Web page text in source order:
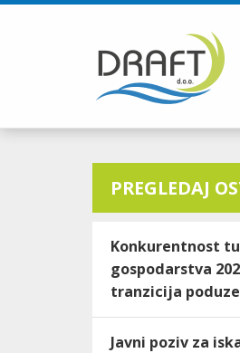
PREGLEDAJ
Konkurentnost
gospodarstva
tranzicija
Javni poziv za